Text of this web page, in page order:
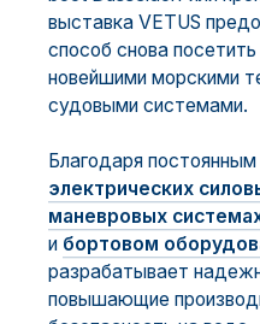
выставка VETUS
способ снова
новейшими морскими
судовыми системами.
Благодаря
электрических
маневровых
и бортовом
разрабатывает
повышающие